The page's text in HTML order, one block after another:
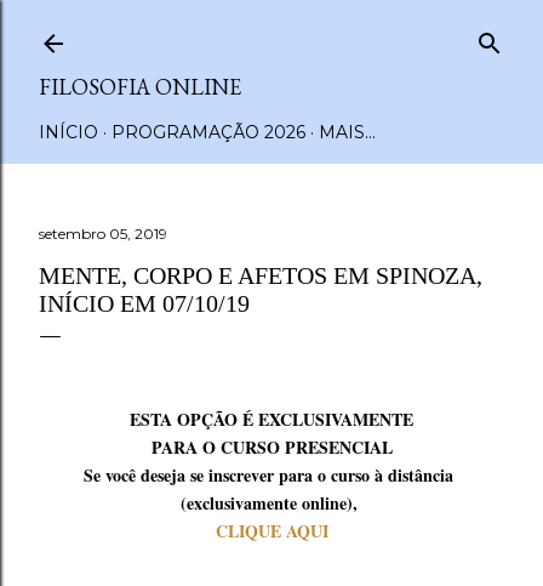
FILOSOFIA ONLINE
INÍCIO PROGRAMAÇÃO 2026 MAIS…
setembro 05, 2019
MENTE, CORPO E AFETOS EM SPINOZA,
INÍCIO EM 07/10/19
ESTA OPÇÃO É EXCLUSIVAMENTE
PARA O CURSO PRESENCIAL
Se você deseja se inscrever para o curso à distância
(exclusivamente online),
CLIQUE AQUI